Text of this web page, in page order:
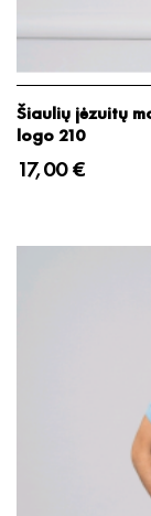
Šiaulių jėzuitų
logo 210
17,00 €